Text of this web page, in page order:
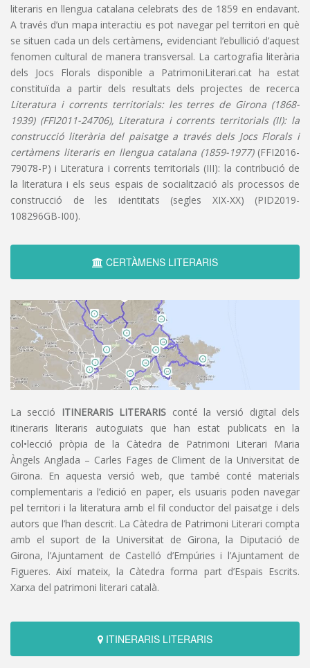
literaris en llengua catalana celebrats des de 1859 en endavant.
A través d’un mapa interactiu es pot navegar pel territori en què
se situen cada un dels certàmens, evidenciant l’ebullició d’aquest
fenomen cultural de manera transversal. La cartografia literària
dels Jocs Florals disponible a PatrimoniLiterari.cat ha estat
constituïda a partir dels resultats dels projectes de recerca
Literatura i corrents territorials: les terres de Girona (1868-
1939) (FFI2011-24706), Literatura i corrents territorials (II): la
construcció literària del paisatge a través dels Jocs Florals i
certàmens literaris en llengua catalana (1859-1977)(FFI2016-
79078-P) i Literatura i corrents territorials (III): la contribució de
la literatura i els seus espais de socialització als processos de
construcció de les identitats (segles XIX-XX) (PID2019-
108296GB-I00).
CERTÀMENS LITERARIS
La secció ITINERARIS LITERARIS conté la versió digital dels
itineraris literaris autoguiats que han estat publicats en la
col•lecció pròpia de la Càtedra de Patrimoni Literari Maria
Àngels Anglada – Carles Fages de Climent de la Universitat de
Girona. En aquesta versió web, que també conté materials
complementaris a l’edició en paper, els usuaris poden navegar
pel territori i la literatura amb el fil conductor del paisatge i dels
autors que l’han descrit. La Càtedra de Patrimoni Literari compta
amb el suport de la Universitat de Girona, la Diputació de
Girona, l’Ajuntament de Castelló d’Empúries i l’Ajuntament de
Figueres. Així mateix, la Càtedra forma part d’Espais Escrits.
Xarxa del patrimoni literari català.
ITINERARIS LITERARIS